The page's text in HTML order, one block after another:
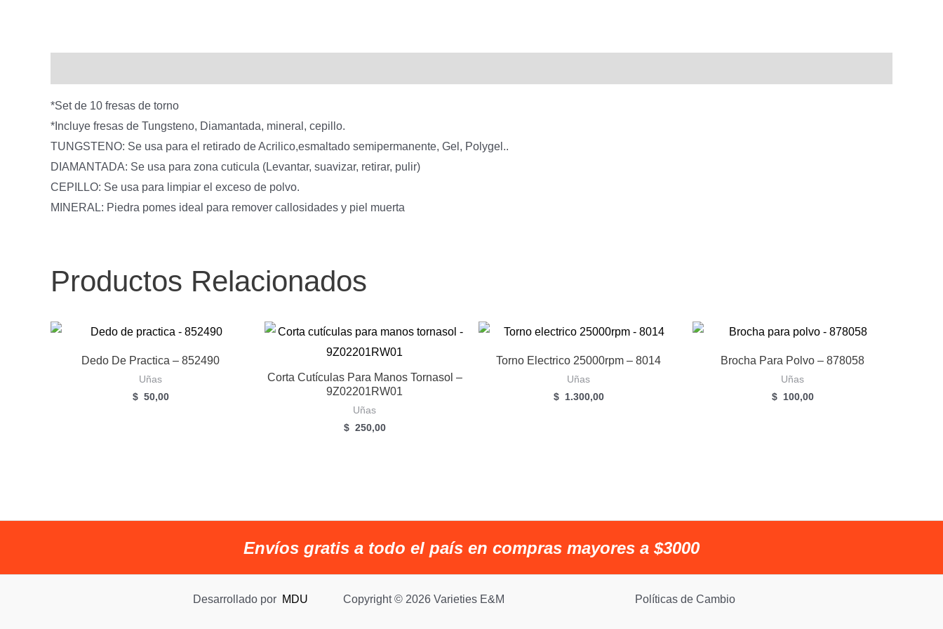
cantidad
*Set de 10 fresas de torno
*Incluye fresas de Tungsteno, Diamantada, mineral, cepillo.
TUNGSTENO: Se usa para el retirado de Acrilico,esmaltado semipermanente, Gel, Polygel..
DIAMANTADA: Se usa para zona cuticula (Levantar, suavizar, retirar, pulir)
CEPILLO: Se usa para limpiar el exceso de polvo.
MINERAL: Piedra pomes ideal para remover callosidades y piel muerta
Productos Relacionados
Dedo De Practica – 852490
Uñas
$ 50,00
Corta Cutículas Para Manos Tornasol –
9Z02201RW01
Uñas
$ 250,00
Torno Electrico 25000rpm – 8014
Uñas
$ 1.300,00
Brocha Para Polvo – 878058
Uñas
$ 100,00
Envíos gratis a todo el país en compras mayores a $3000
Desarrollado por MDU Copyright © 2026 Varieties E&M Políticas de Cambio